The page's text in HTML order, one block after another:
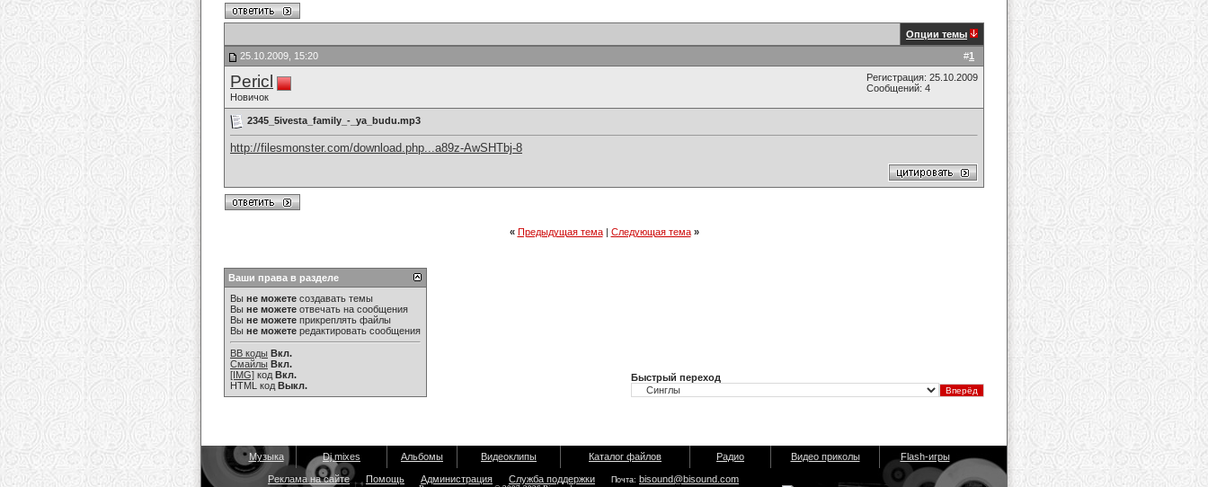
Опции темы
#1
25.10.2009, 15:20
Pericl
Новичок
Регистрация: 25.10.2009
Сообщений: 4
2345_5ivesta_family_-_ya_budu.mp3
http://filesmonster.com/download.php...a89z-AwSHTbj-8
« Предыдущая тема| Следующая тема »
Ваши права в разделе
Вы не можете создавать темы
Вы не можете отвечать на сообщения
Вы не можете прикреплять файлы
Вы не можете редактировать сообщения
BB коды Вкл.
Смайлы Вкл.
[IMG] код Вкл.
HTML код Выкл.
Быстрый переход
Музыка Dj mixes Альбомы Видеоклипы Каталог файлов Радио Видео приколы Flash-игры
Реклама на сайте Помощь Администрация Служба поддержки Почта: bisound@bisound.com